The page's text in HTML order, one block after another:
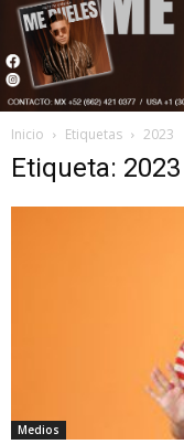
Inicio Etiquetas 2023
Etiqueta: 2023
Medios